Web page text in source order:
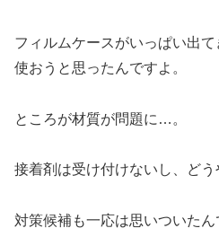
フィルムケースがいっぱい出
使おうと思ったんですよ。
ところが材質が問題に…。
接着剤は受け付けないし、どう
対策候補も一応は思いついた